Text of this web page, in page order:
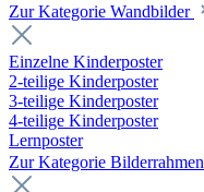
Zur Kategorie Wandbilder
Einzelne Kinderposter
2-teilige Kinderposter
3-teilige Kinderposter
4-teilige Kinderposter
Lernposter
Zur Kategorie Bilderrahmen